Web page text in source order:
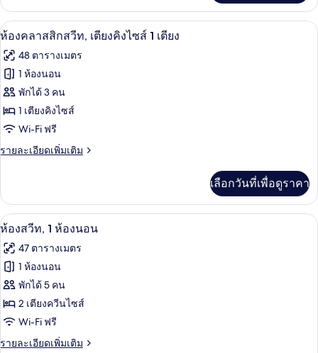
พร้อม
สิ่ง
อำนวย
ความ
สะดวก
สำหรับ
เกี่ยว
กับ
ห้อง
ท,
นอน,
พร้อม
สิ่ง
อำนวย
ความ
พิการ
เปิด
ภาพถ่าย
ทั้งหมด
ของ
ห้อง
คลาส
สิ
สวีท,
เตียง
คิง
ไซส์
เตียง
ทีวีจอแบน 49 นิ้ว พร้อมช่องเคเบิล, ทีวี
13
ห้องคลาสสิกสวีท, เตียงคิงไซส์ 1 เตียง
48 ตารางเมตร
1 ห้องนอน
พักได้ 3 คน
1 เตียงคิงไซส์
Wi-Fi ฟรี
รายละเอียดเพิ่มเติม
ราย
เกี่ยว
กับ
ห้อง
สิ
ก
ท,
เตียง
คิง
ไซส์
1
เลือกวันที่เพื่อดูราคา
เปิด
ภาพถ่าย
ทั้งหมด
ของ
ห้อง
สวีท,
1
ทีวีจอแบน 49 นิ้ว พร้อมช่องเคเบิล, ทีวี
7
ห้องสวีท, 1 ห้องนอน
47 ตารางเมตร
1 ห้องนอน
พักได้ 5 คน
2 เตียงควีนไซส์
Wi-Fi ฟรี
รายละเอียดเพิ่มเติม
ราย